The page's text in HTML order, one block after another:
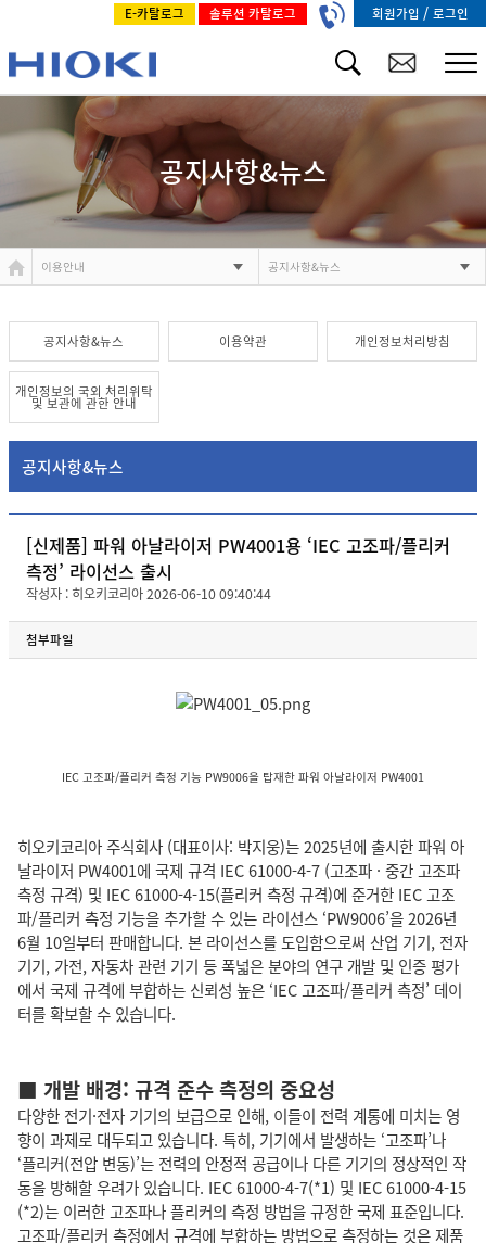
E-카탈로그 솔루션 카탈로그 회원가입 / 로그인
공지사항&뉴스
이용안내 공지사항&뉴스
공지사항&뉴스 이용약관 개인정보처리방침
개인정보의 국외 처리위탁
및 보관에 관한 안내
공지사항&뉴스
[신제품] 파워 아날라이저 PW4001용 ‘IEC 고조파/플리커
측정’ 라이선스 출시
작성자 : 히오키코리아 2026-06-10 09:40:44
첨부파일
IEC 고조파/플리커 측정 기능 PW9006을 탑재한 파워 아날라이저 PW4001
히오키코리아 주식회사 (대표이사: 박지웅)는 2025년에 출시한 파워 아
날라이저 PW4001에 국제 규격 IEC 61000-4-7 (고조파 · 중간 고조파
측정 규격) 및 IEC 61000-4-15(플리커 측정 규격)에 준거한 IEC 고조
파/플리커 측정 기능을 추가할 수 있는 라이선스 ‘PW9006’을 2026년
6월 10일부터 판매합니다. 본 라이선스를 도입함으로써 산업 기기, 전자
기기, 가전, 자동차 관련 기기 등 폭넓은 분야의 연구 개발 및 인증 평가
에서 국제 규격에 부합하는 신뢰성 높은 ‘IEC 고조파/플리커 측정’ 데이
터를 확보할 수 있습니다.
■ 개발 배경: 규격 준수 측정의 중요성
다양한 전기·전자 기기의 보급으로 인해, 이들이 전력 계통에 미치는 영
향이 과제로 대두되고 있습니다. 특히, 기기에서 발생하는 ‘고조파’나
‘플리커(전압 변동)’는 전력의 안정적 공급이나 다른 기기의 정상적인 작
동을 방해할 우려가 있습니다. IEC 61000-4-7(*1) 및 IEC 61000-4-15
(*2)는 이러한 고조파나 플리커의 측정 방법을 규정한 국제 표준입니다.
고조파/플리커 측정에서 규격에 부합하는 방법으로 측정하는 것은 제품